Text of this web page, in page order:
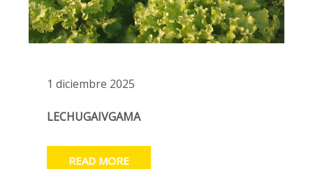
1 diciembre 2025
LECHUGAIVGAMA
READ MORE